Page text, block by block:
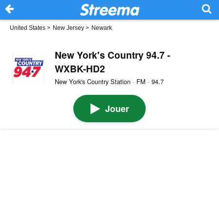
United States > New Jersey > Newark
New York's Country 94.7 -
WXBK-HD2
New York's Country Station · FM · 94.7
Jouer